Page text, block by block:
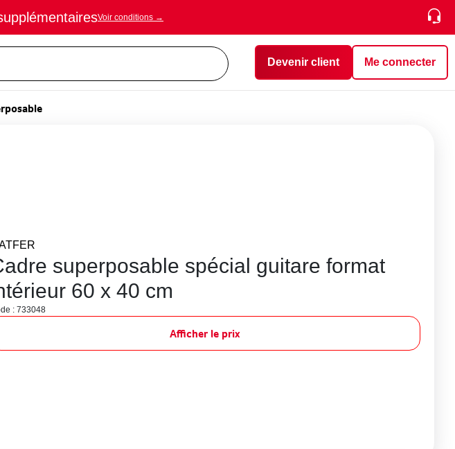
Voir conditions →
Devenir client Me connecter
superposable spécial guitare format
60 x 40 cm
: 733048
Afficher le prix